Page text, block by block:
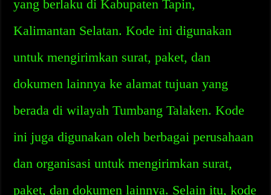
yang berlaku di Kabupaten Tapin,
Kalimantan Selatan. Kode ini digunakan
untuk mengirimkan surat, paket, dan
dokumen lainnya ke alamat tujuan yang
berada di wilayah Tumbang Talaken. Kode
ini juga digunakan oleh berbagai perusahaan
dan organisasi untuk mengirimkan surat,
paket, dan dokumen lainnya. Selain itu, kode